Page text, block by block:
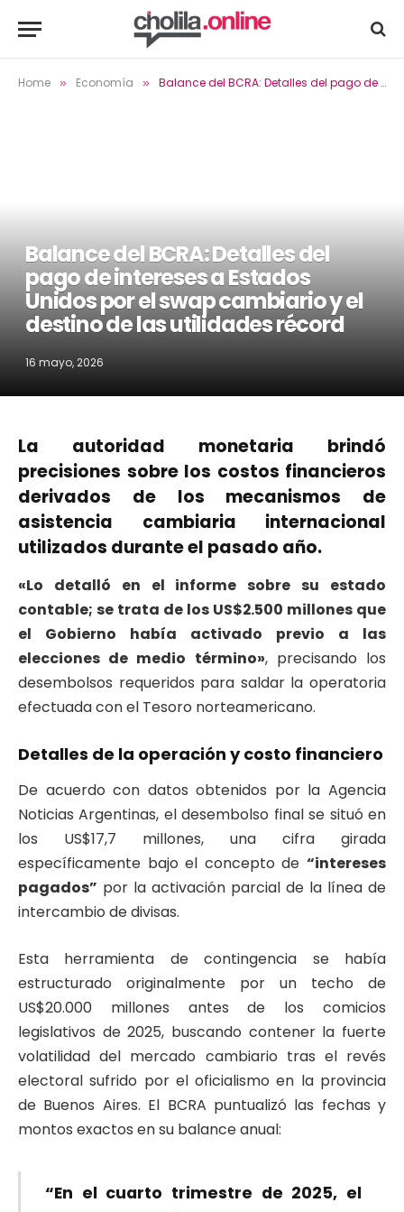
Home » Economía » Balance del BCRA: Detalles del pago de intereses a Estados Unidos por el swap cambiario y el destino de las utilidades récord
Balance del BCRA: Detalles del
pago de intereses a Estados
Unidos por el swap cambiario y el
destino de las utilidades récord
16 mayo, 2026
La autoridad monetaria brindó
precisiones sobre los costos financieros
derivados de los mecanismos de
asistencia cambiaria internacional
utilizados durante el pasado año.
«Lo detalló en el informe sobre su estado
contable; se trata de los US$2.500 millones que
el Gobierno había activado previo a las
elecciones de medio término», precisando los
desembolsos requeridos para saldar la operatoria
efectuada con el Tesoro norteamericano.
Detalles de la operación y costo financiero
De acuerdo con datos obtenidos por la Agencia
Noticias Argentinas, el desembolso final se situó en
los US$17,7 millones, una cifra girada
específicamente bajo el concepto de “intereses
pagados” por la activación parcial de la línea de
intercambio de divisas.
Esta herramienta de contingencia se había
estructurado originalmente por un techo de
US$20.000 millones antes de los comicios
legislativos de 2025, buscando contener la fuerte
volatilidad del mercado cambiario tras el revés
electoral sufrido por el oficialismo en la provincia
de Buenos Aires. El BCRA puntualizó las fechas y
montos exactos en su balance anual:
“En el cuarto trimestre de 2025, el